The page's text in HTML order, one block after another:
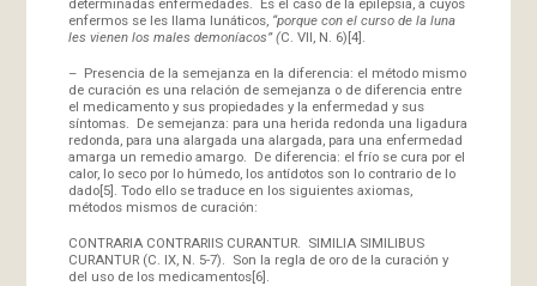
enfermos se les llama lunáticos, “porque con el curso de la luna
les vienen los males demoníacos” (C. VII, N. 6)[4]
– Presencia de la semejanza en la diferencia: el método mismo
de curación es una relación de semejanza o de diferencia entre
el medicamento y sus propiedades y la enfermedad y sus
síntomas. De semejanza: para una herida redonda una ligadura
redonda, para una alargada una alargada, para una enfermedad
amarga un remedio amargo. De diferencia: el frío se cura por el
calor, lo seco por lo húmedo, los antídotos son lo contrario de lo
dado[5] . Todo ello se traduce en los siguientes axiomas,
métodos mismos de curación:
CONTRARIA CONTRARIIS CURANTUR. SIMILIA SIMILIBUS
CURANTUR (C. IX, N. 5-7). Son la regla de oro de la curación y
del uso de los medicamentos[6]